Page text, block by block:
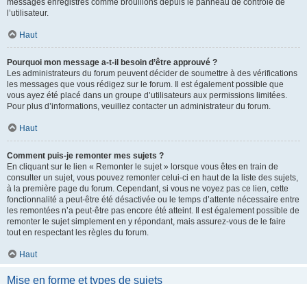
messages enregistrés comme brouillons depuis le panneau de contrôle de
l’utilisateur.
Haut
Pourquoi mon message a-t-il besoin d’être approuvé ?
Les administrateurs du forum peuvent décider de soumettre à des vérifications
les messages que vous rédigez sur le forum. Il est également possible que
vous ayez été placé dans un groupe d’utilisateurs aux permissions limitées.
Pour plus d’informations, veuillez contacter un administrateur du forum.
Haut
Comment puis-je remonter mes sujets ?
En cliquant sur le lien « Remonter le sujet » lorsque vous êtes en train de
consulter un sujet, vous pouvez remonter celui-ci en haut de la liste des sujets,
à la première page du forum. Cependant, si vous ne voyez pas ce lien, cette
fonctionnalité a peut-être été désactivée ou le temps d’attente nécessaire entre
les remontées n’a peut-être pas encore été atteint. Il est également possible de
remonter le sujet simplement en y répondant, mais assurez-vous de le faire
tout en respectant les règles du forum.
Haut
Mise en forme et types de sujets